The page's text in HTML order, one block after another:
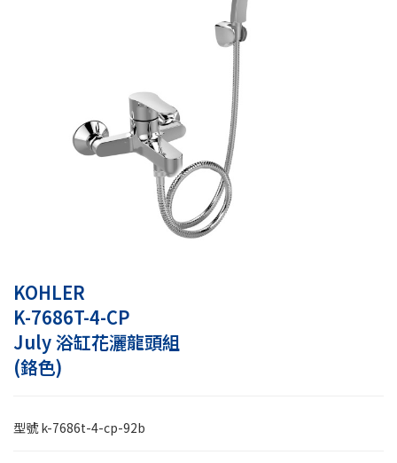
KOHLER
K-7686T-4-CP
July 浴缸花灑龍頭組
(鉻色)
型號k-7686t-4-cp-92b